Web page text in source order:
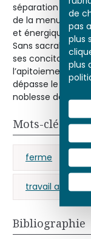
de
pas
plus
plus
séparation
de la menue
et énergique du
Sans sacraliser
ses concitoyens
l’apitoiement
dépasse le
noblesse de “
Mots-clés
ferme
travail agricole
Bibliographie